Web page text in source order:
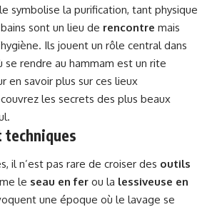
symbolise la purification, tant physique
sont un lieu de rencontre mais
Ils jouent un rôle central dans
se rendre au hammam est un rite
en savoir plus sur ces lieux
les secrets des plus beaux
.
il n’est pas rare de croiser des outils
le seau en fer ou la lessiveuse en
une époque où le lavage se